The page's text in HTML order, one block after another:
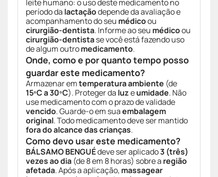
leite humano: o uso deste medicamento no
período da lactaçãodepende da avaliação e
acompanhamento do seu médicoou
cirurgião-dentista. Informe ao seu médicoou
cirurgião-dentistase você está fazendo uso
de algum outromedicamento.
Onde, como e por quanto tempo posso
guardar este medicamento?
Armazenar emtemperatura ambiente (de
15ºC a 30ºC). Proteger da luzeumidade. Não
use medicamento com o prazo de validade
vencido. Guarde-o em suaembalagem
original. Todo medicamento deve ser mantido
fora do alcance das crianças.
Como devo usar este medicamento?
BÁLSAMO BENGUÉdeve ser aplicado3 (três)
vezes ao dia (de 8 em 8 horas) sobre a região
afetada. Após a aplicação, massagear